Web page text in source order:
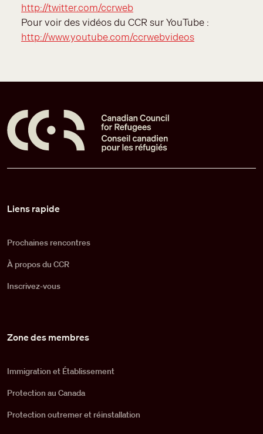
http://twitter.com/ccrweb
Pour voir des vidéos du CCR sur YouTube :
http://www.youtube.com/ccrwebvideos
Liens rapide
Prochaines rencontres
À propos du CCR
Inscrivez-vous
Zone des membres
Immigration et Établissement
Protection au Canada
Protection outremer et réinstallation